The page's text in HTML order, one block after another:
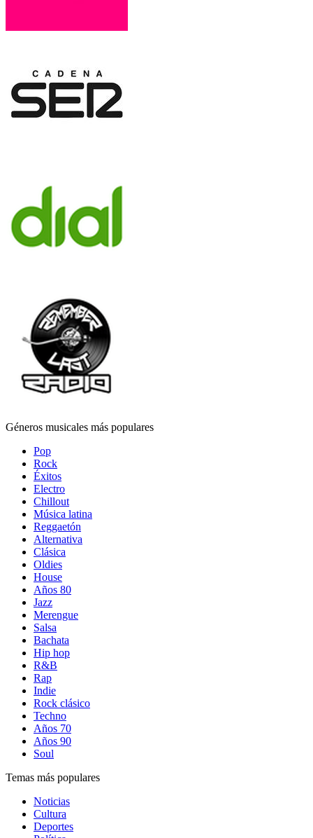
Géneros musicales más populares
Pop
Rock
Éxitos
Electro
Chillout
Música latina
Reggaetón
Alternativa
Clásica
Oldies
House
Años 80
Jazz
Merengue
Salsa
Bachata
Hip hop
R&B
Rap
Indie
Rock clásico
Techno
Años 70
Años 90
Soul
Temas más populares
Noticias
Cultura
Deportes